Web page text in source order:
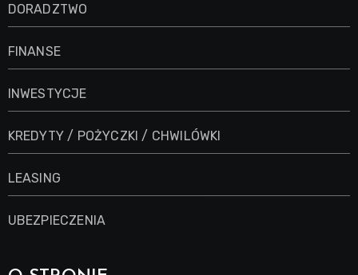
DORADZTWO
FINANSE
INWESTYCJE
KREDYTY / POŻYCZKI / CHWILÓWKI
LEASING
UBEZPIECZENIA